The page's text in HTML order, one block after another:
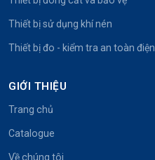
Thiết bị sử dụng khí nén
Thiết bị đo - kiểm tra an toàn điện
GIỚI THIỆU
Trang chủ
Catalogue
Về chúng tôi